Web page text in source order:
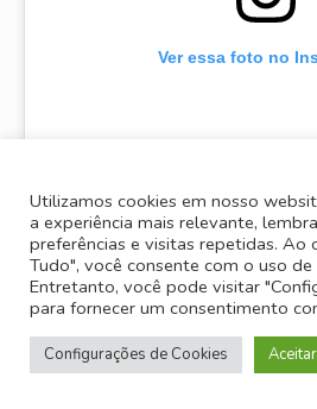
Ver essa foto no
Utilizamos cookies em nosso
a experiência mais relevante,
preferências e visitas repetidas. Ao
Tudo", você consente com o uso de
Entretanto, você pode visitar
para fornecer um consentimento
Configurações de Cookies